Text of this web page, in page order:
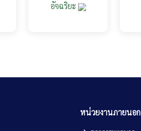
อัจฉริยะ
หน่วยงานภายนอก